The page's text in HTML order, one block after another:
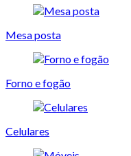
Mesa posta
Forno e fogão
Celulares